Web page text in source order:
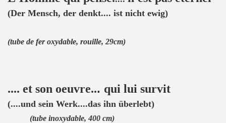
(Der Mensch, der denkt.... ist nicht ewig)
(tube de fer oxydable, rouille, 29cm)
.... et son oeuvre... qui lui survit
(....und sein Werk....das ihn überlebt)
(tube inoxydable, 400 cm)